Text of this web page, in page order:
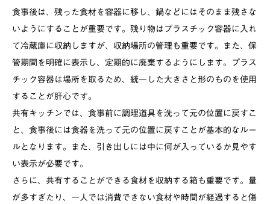
食事後は、残った食材を容器に移し、鍋などにはそのまま残さな
いようにすることが重要です。残り物はプラスチック容器に入れ
て冷蔵庫に収納しますが、収納場所の管理も重要です。また、保
管期間を明確に表示し、定期的に廃棄するようにします。プラス
チック容器は場所を取るため、統一した大きさと形のものを使用
することが肝心です。
共有キッチンでは、食事前に調理道具を洗って元の位置に戻すこ
と、食事後には食器を洗って元の位置に戻すことが基本的なルー
ルとなります。また、引き出しには中に何が入っているか見やす
い表示が必要です。
さらに、共有することができる食材を収納する箱も重要です。量
が多すぎたり、一人では消費できない食材や時間が経過すると傷